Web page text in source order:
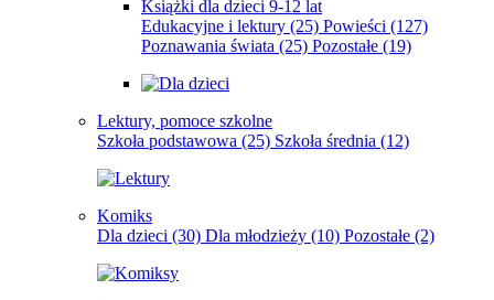
Książki dla dzieci 9-12 lat
Edukacyjne i lektury (25) Powieści (127)
Poznawania świata (25) Pozostałe (19)
Lektury, pomoce szkolne
Szkoła podstawowa (25) Szkoła średnia (12)
Komiks
Dla dzieci (30) Dla młodzieży (10) Pozostałe (2)